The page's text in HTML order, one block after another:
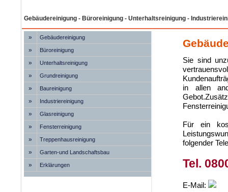
Gebäudereinigung - Büroreinigung - Unterhaltsreinigung -
» Gebäudereinigung
» Büroreinigung
» Unterhaltsreinigung
» Grundreinigung
» Baureinigung
» Industriereinigung
» Glasreinigung
» Fensterreinigung
» Treppenhausreinigung
» Garten-und Landschaftsbau
» Erklärungen
Sie sind
in allen
Für ein
folgender
Tel.
E-Mail: